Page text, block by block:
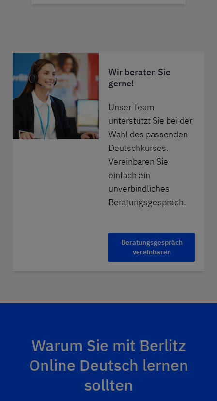
Wir beraten Sie
gerne!
UnserTeam
unterstützt Sie bei der
Wahl des passenden
Deutschkurses.
Vereinbaren Sie
einfach ein
unverbindliches
Beratungsgespräch.
Beratungsgespräch
vereinbaren
Warum Sie mit Berlitz
Online Deutsch lernen
sollten